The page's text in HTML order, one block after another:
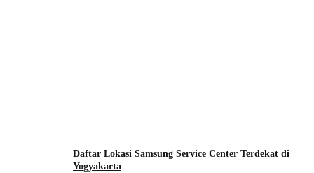
Daftar Lokasi Samsung Service Center Terdekat di
Yogyakarta